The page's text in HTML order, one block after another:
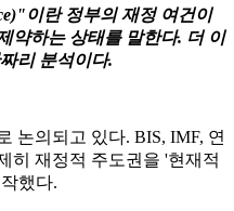
이란 정부의 재정 여건이
약하는 상태를 말한다. 더 이
리 분석이다.
논의되고 있다. BIS, IMF, 연
히 재정적 주도권을 '현재적
했다.